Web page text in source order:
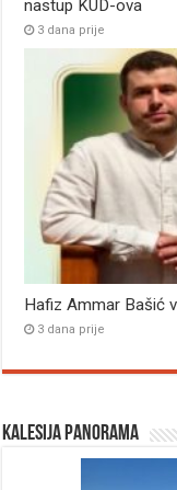
nastup KUD-ova
3 dana prije
Hafiz Ammar Bašić
3 dana prije
Kalesija panorama